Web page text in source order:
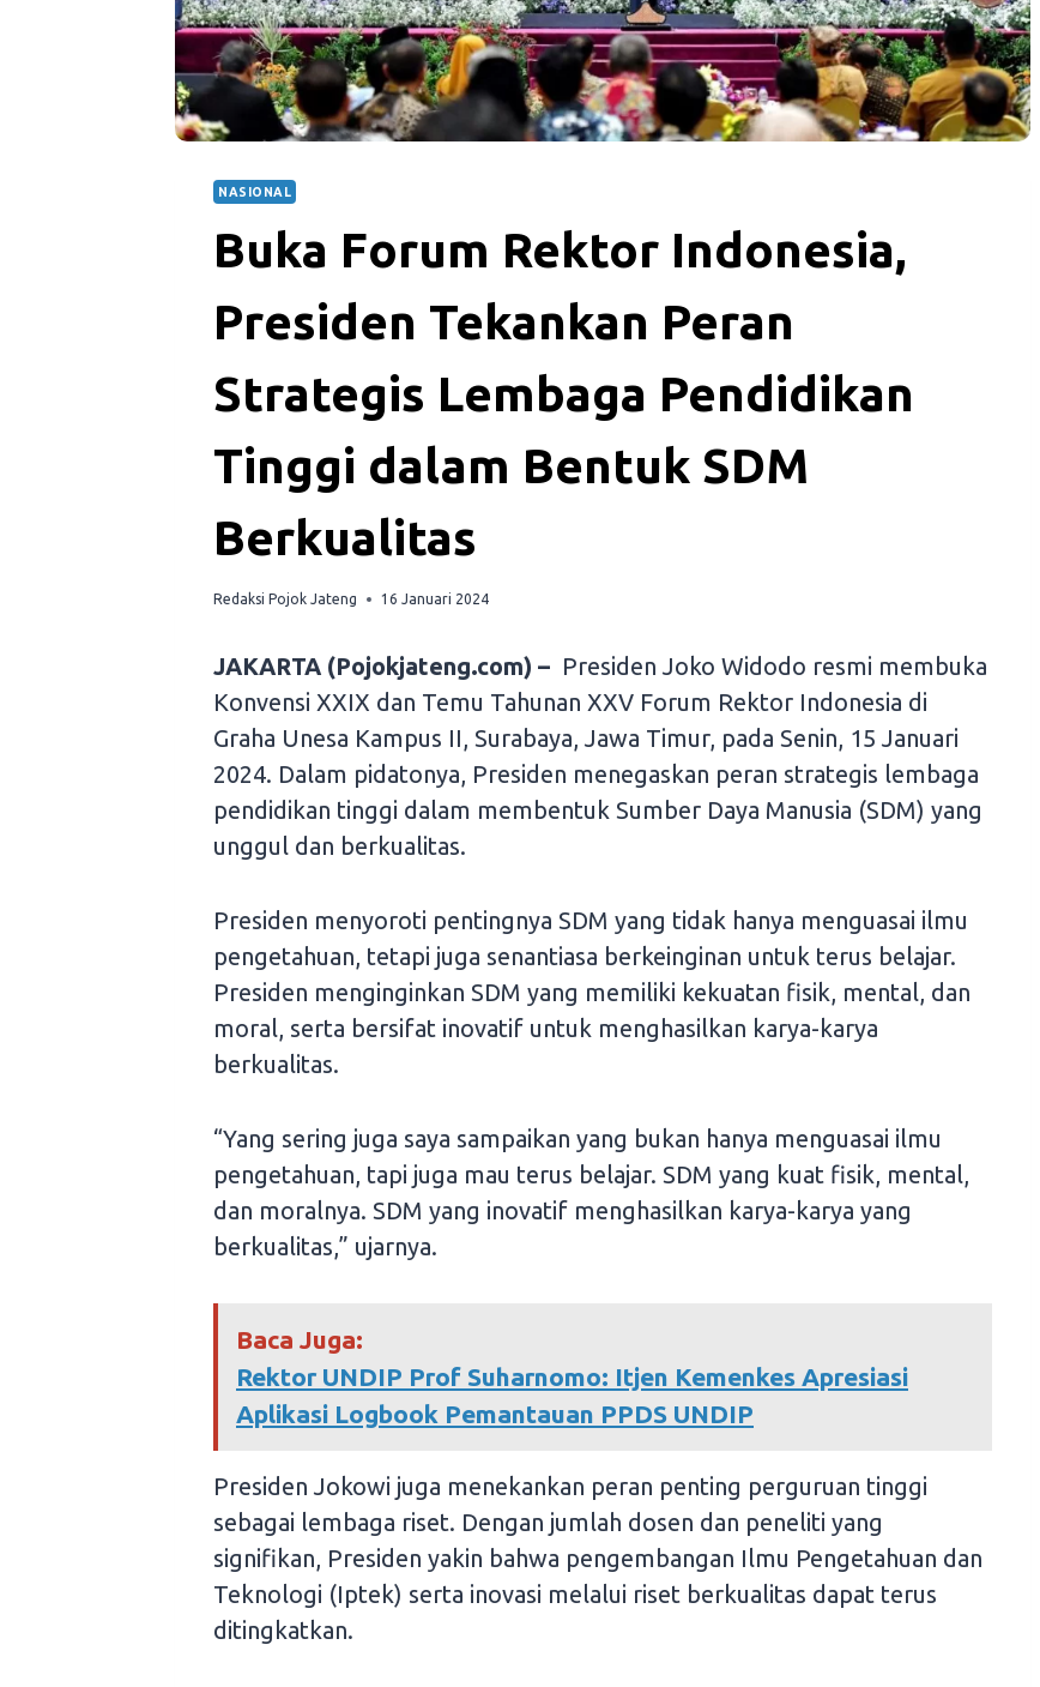
NASIONAL
Buka Forum Rektor Indonesia,
Presiden Tekankan Peran
Strategis Lembaga Pendidikan
Tinggi dalam Bentuk SDM
Berkualitas
Redaksi Pojok Jateng 16 Januari 2024
JAKARTA (Pojokjateng.com) – Presiden Joko Widodo resmi membuka
Konvensi XXIX dan Temu Tahunan XXV Forum Rektor Indonesia di
Graha Unesa Kampus II, Surabaya, Jawa Timur, pada Senin, 15 Januari
2024. Dalam pidatonya, Presiden menegaskan peran strategis lembaga
pendidikan tinggi dalam membentuk Sumber Daya Manusia (SDM) yang
unggul dan berkualitas.
Presiden menyoroti pentingnya SDM yang tidak hanya menguasai ilmu
pengetahuan, tetapi juga senantiasa berkeinginan untuk terus belajar.
Presiden menginginkan SDM yang memiliki kekuatan fisik, mental, dan
moral, serta bersifat inovatif untuk menghasilkan karya-karya
berkualitas.
“Yang sering juga saya sampaikan yang bukan hanya menguasai ilmu
pengetahuan, tapi juga mau terus belajar. SDM yang kuat fisik, mental,
dan moralnya. SDM yang inovatif menghasilkan karya-karya yang
berkualitas,” ujarnya.
Baca Juga:
Rektor UNDIP Prof Suharnomo: Itjen Kemenkes Apresiasi
Aplikasi Logbook Pemantauan PPDS UNDIP
Presiden Jokowi juga menekankan peran penting perguruan tinggi
sebagai lembaga riset. Dengan jumlah dosen dan peneliti yang
signifikan, Presiden yakin bahwa pengembangan Ilmu Pengetahuan dan
Teknologi (Iptek) serta inovasi melalui riset berkualitas dapat terus
ditingkatkan.